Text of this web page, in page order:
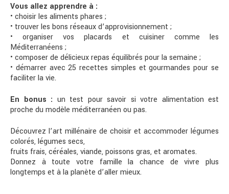
Vous allez apprendre à :
• choisir les aliments phares ;
• trouver les bons réseaux d’approvisionnement ;
• organiser vos placards et cuisiner comme les
Méditerranéens ;
• composer de délicieux repas équilibrés pour la semaine ;
• démarrer avec 25 recettes simples et gourmandes pour se
faciliter la vie.
En bonus : un test pour savoir si votre alimentation est
proche du modèle méditerranéen ou pas.
Découvrez l’art millénaire de choisir et accommoder légumes
colorés, légumes secs,
fruits frais, céréales, viande, poissons gras, et aromates.
Donnez à toute votre famille la chance de vivre plus
longtemps et à la planète d’aller mieux.